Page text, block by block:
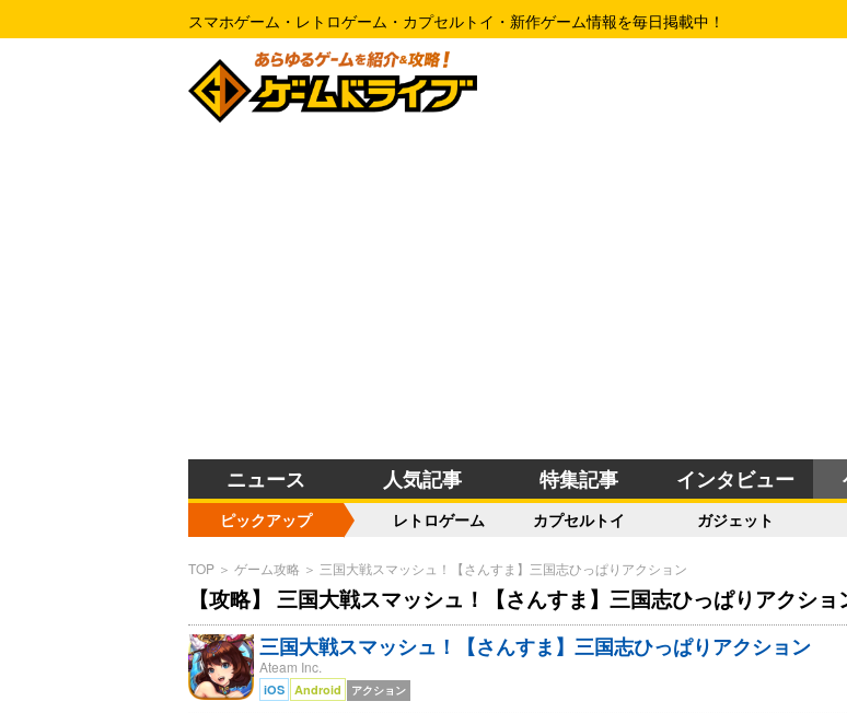
スマホゲーム・レトロゲーム・カプセルトイ・新作ゲーム情報を毎日掲載中！
ニュース 人気記事 特集記事 インタビュー
ピックアップ レトロゲーム カプセルトイ ガジェット
TOP ＞ ゲーム攻略 ＞ 三国大戦スマッシュ！【さんすま】三国志ひっぱりアクション
【攻略】 三国大戦スマッシュ！【さんすま】三国志ひっぱりアクショ
三国大戦スマッシュ！【さんすま】三国志ひっぱりアクション
Ateam Inc.
iOS Android アクション